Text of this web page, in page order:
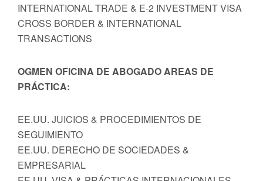
INTERNATIONAL TRADE & E-2 INVESTMENT VISA
CROSS BORDER & INTERNATIONAL
TRANSACTIONS
OGMEN OFICINA DE ABOGADO AREAS DE
PRÁCTICA:
EE.UU. JUICIOS & PROCEDIMIENTOS DE
SEGUIMIENTO
EE.UU. DERECHO DE SOCIEDADES &
EMPRESARIAL